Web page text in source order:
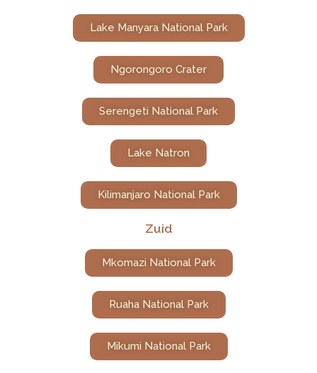
Lake Manyara National Park
Ngorongoro Crater
Serengeti National Park
Lake Natron
Kilimanjaro National Park
Zuid
Mkomazi National Park
Ruaha National Park
Mikumi National Park